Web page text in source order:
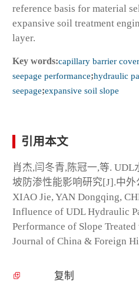
reference basis for material
expansive soil treatment
layer.
Key words:capillary barrier
seepage performance;hydraulic
seepage;expansive soil slope
引用本文
肖杰,闫冬青,陈冠一,等.
坡防渗性能影响研究[J].中外
XIAO Jie, YAN Dongqing,
Influence of UDL Hydraulic
Performance of Slope
Journal of China & Foreign
复制